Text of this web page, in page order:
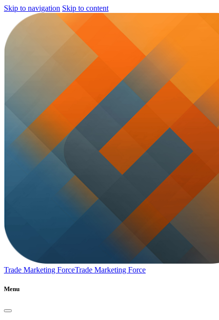
Skip to navigation Skip to content
Trade Marketing ForceTrade Marketing Force
Menu